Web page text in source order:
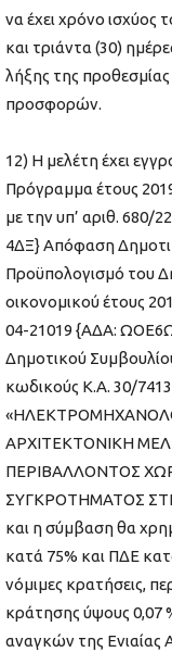
να έχει χρόνο ισχύος
και τριάντα (30)
λήξης της
προσφορών.
12) Η μελέτη έχει
Πρόγραμμα έτους
με την υπ’ αριθ.
4ΔΞ} Απόφαση
Προϋπολογισμό του
οικονομικού έτους
04-21019 {ΑΔΑ:
Δημοτικού
κωδικούς Κ.Α. 30/
ΑΡΧΙΤΕΚΤΟΝΙΚΗ
ΠΕΡΙΒΑΛΛΟΝΤΟΣ
ΣΥΓΚΡΟΤΗΜΑΤΟΣ
και η σύμβαση θα
κατά 75% και ΠΔΕ
νόμιμες κρατήσεις,
κράτησης ύψους 0,07
αναγκών της Ενιαίας